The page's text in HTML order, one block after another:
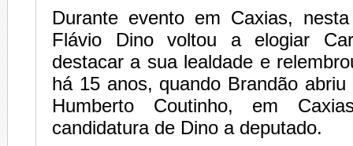
Durante evento em Caxias,
Flávio Dino voltou a elogiar
destacar a sua lealdade e
há 15 anos, quando Brandão
Humberto Coutinho, em
candidatura de Dino a deputado.